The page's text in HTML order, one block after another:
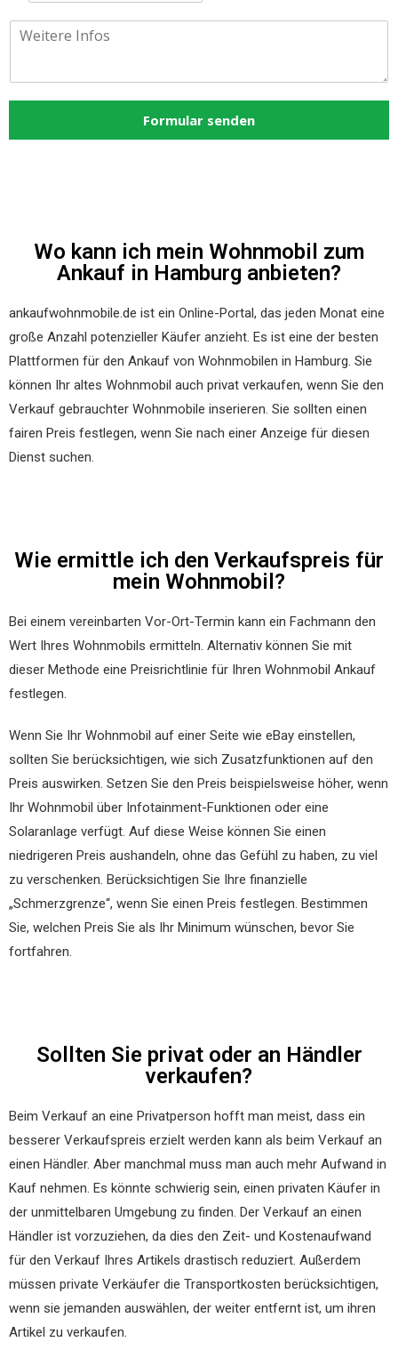
e
n
*
W
t
e
e
Formular senden
Wo kann ich mein Wohnmobil zum
Ankauf in Hamburg anbieten?
ankaufwohnmobile.de ist ein Online-Portal, das jeden Monat eine
große Anzahl potenzieller Käufer anzieht. Es ist eine der besten
Plattformen für den Ankauf von Wohnmobilen in Hamburg. Sie
können Ihr altes Wohnmobil auch privat verkaufen, wenn Sie den
Verkauf gebrauchter Wohnmobile inserieren. Sie sollten einen
fairen Preis festlegen, wenn Sie nach einer Anzeige für diesen
Dienst suchen.
Wie ermittle ich den Verkaufspreis für
mein Wohnmobil?
Bei einem vereinbarten Vor-Ort-Termin kann ein Fachmann den
Wert Ihres Wohnmobils ermitteln. Alternativ können Sie mit
dieser Methode eine Preisrichtlinie für Ihren Wohnmobil Ankauf
festlegen.
Wenn Sie Ihr Wohnmobil auf einer Seite wie eBay einstellen,
sollten Sie berücksichtigen, wie sich Zusatzfunktionen auf den
Preis auswirken. Setzen Sie den Preis beispielsweise höher, wenn
Ihr Wohnmobil über Infotainment-Funktionen oder eine
Solaranlage verfügt. Auf diese Weise können Sie einen
niedrigeren Preis aushandeln, ohne das Gefühl zu haben, zu viel
zu verschenken. Berücksichtigen Sie Ihre finanzielle
„Schmerzgrenze“, wenn Sie einen Preis festlegen. Bestimmen
Sie, welchen Preis Sie als Ihr Minimum wünschen, bevor Sie
fortfahren.
Sollten Sie privat oder an Händler
verkaufen?
Beim Verkauf an eine Privatperson hofft man meist, dass ein
besserer Verkaufspreis erzielt werden kann als beim Verkauf an
einen Händler. Aber manchmal muss man auch mehr Aufwand in
Kauf nehmen. Es könnte schwierig sein, einen privaten Käufer in
der unmittelbaren Umgebung zu finden. Der Verkauf an einen
Händler ist vorzuziehen, da dies den Zeit- und Kostenaufwand
für den Verkauf Ihres Artikels drastisch reduziert. Außerdem
müssen private Verkäufer die Transportkosten berücksichtigen,
wenn sie jemanden auswählen, der weiter entfernt ist, um ihren
Artikel zu verkaufen.